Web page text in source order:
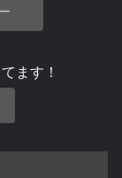
ます！